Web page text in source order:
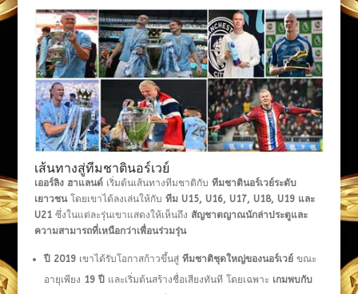
เส้นทางสู่ทีมชาตินอร์เวย์
เออร์ลิง ฮาแลนด์เริ่มต้นเส้นทางทีมชาติกับ ทีมชาตินอร์เวย์ระดับ
เยาวชนโดยเขาได้ลงเล่นให้กับ ทีม U15, U16, U17, U18, U19 และ
U21ซึ่งในแต่ละรุ่นเขาแสดงให้เห็นถึง สัญชาตญาณนักล่าประตูและ
ความสามารถที่เหนือกว่าเพื่อนร่วมรุ่น
ปี 2019เขาได้รับโอกาสก้าวขึ้นสู่ ทีมชาติชุดใหญ่ของนอร์เวย์ขณะ
อายุเพียง 19 ปี และเริ่มต้นสร้างชื่อเสียงทันที โดยเฉพาะ เกมพบกับ